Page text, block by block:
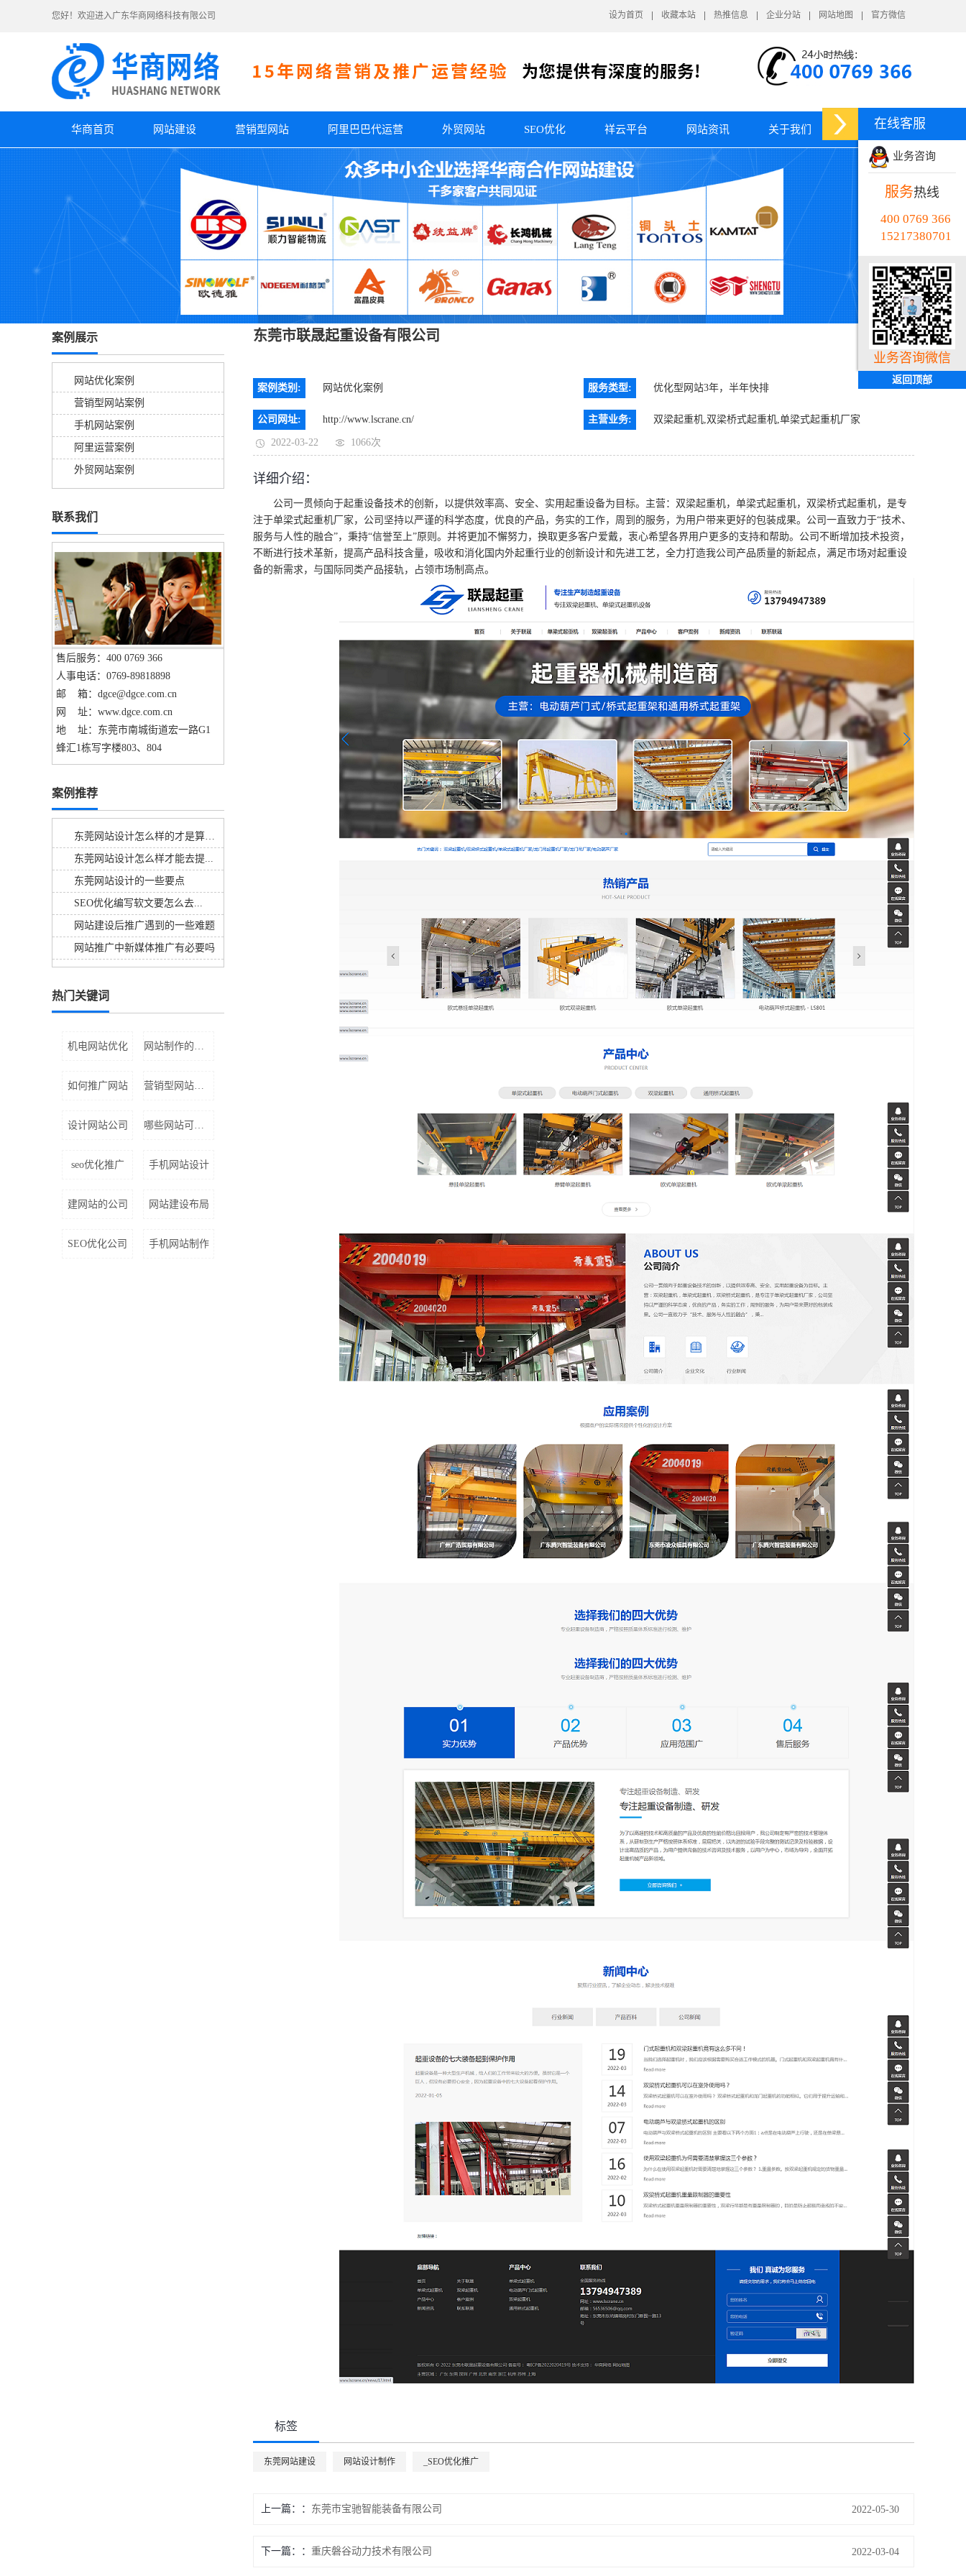
您好！欢迎进入广东华商网络科技有限公司 设为首页 收藏本站 热推信息 企业分站 网站地图 官方微信
华商首页 网站建设 营销型网站 阿里巴巴代运营 外贸网站 SEO优化 祥云平台 网站资讯 关于我们
案例展示
网站优化案例
营销型网站案例
手机网站案例
阿里运营案例
外贸网站案例
联系我们
售后服务：400 0769 366
人事电话：0769-89818898
邮 箱：dgce@dgce.com.cn
网 址：www.dgce.com.cn
地 址：东莞市南城街道宏一路G1
蜂汇1栋写字楼803、804
案例推荐
东莞网站设计怎么样才能去提...
东莞网站设计的一些要点
SEO优化编写软文要怎么去...
网站建设后推广遇到的一些难题
网站推广中新媒体推广有必要吗
热门关键词
机电网站优化
如何推广网站
设计网站公司
seo优化推广 手机网站设计
建网站的公司 网站建设布局
SEO优化公司 手机网站制作
东莞市联晟起重设备有限公司
案例类别: 网站优化案例 服务类型: 优化型网站3年，半年快排
公司网址: http://www.lscrane.cn/ 主营业务: 双梁起重机,双梁桥式起重机,单梁式起重机厂家
2022-03-22 1066次
详细介绍：
公司一贯倾向于起重设备技术的创新，以提供效率高、安全、实用起重设备为目标。主营：双梁起重机，单梁式起重机，双梁桥式起重机，是专
注于单梁式起重机厂家，公司坚持以严谨的科学态度，优良的产品，务实的工作，周到的服务，为用户带来更好的包装成果。公司一直致力于“技术、
服务与人性的融合”，秉持“信誉至上”原则。并将更加不懈努力，换取更多客户爱戴，衷心希望各界用户更多的支持和帮助。公司不断增加技术投资，
不断进行技术革新，提高产品科技含量，吸收和消化国内外起重行业的创新设计和先进工艺，全力打造我公司产品质量的新起点，满足市场对起重设
备的新需求，与国际同类产品接轨，占领市场制高点。
标签
东莞网站建设 网站设计制作 _SEO优化推广
上一篇： 东莞市宝驰智能装备有限公司 2022-05-30
下一篇： 重庆磐谷动力技术有限公司 2022-03-04
在线客服
业务咨询
服务热线
400 0769 366
15217380701
业务咨询微信
返回顶部